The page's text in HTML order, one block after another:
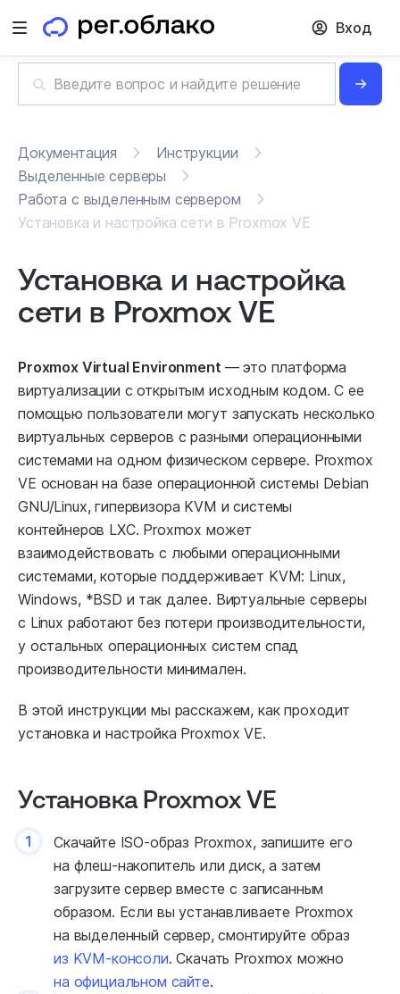
Открыть меню Вход
Документация
Инструкции
Выделенные серверы
Работа с выделенным сервером
Установка и настройка сети в Proxmox VE
Установка и настройка
сети в Proxmox VE
Proxmox Virtual Environment — это платформа
виртуализации с открытым исходным кодом. С ее
помощью пользователи могут запускать несколько
виртуальных серверов с разными операционными
системами на одном физическом сервере. Proxmox
VE основан на базе операционной системы Debian
GNU/Linux, гипервизора KVM и системы
контейнеров LXC. Proxmox может
взаимодействовать с любыми операционными
системами, которые поддерживает KVM: Linux,
Windows, *BSD и так далее. Виртуальные серверы
с Linux работают без потери производительности,
у остальных операционных систем спад
производительности минимален.
В этой инструкции мы расскажем, как проходит
установка и настройка Proxmox VE.
Установка Proxmox VE
1
Скачайте ISO-образ Proxmox, запишите его
на флеш-накопитель или диск, а затем
загрузите сервер вместе с записанным
образом. Если вы устанавливаете Proxmox
на выделенный сервер, смонтируйте образ
из KVM-консоли. Скачать Proxmox можно
на официальном сайте.